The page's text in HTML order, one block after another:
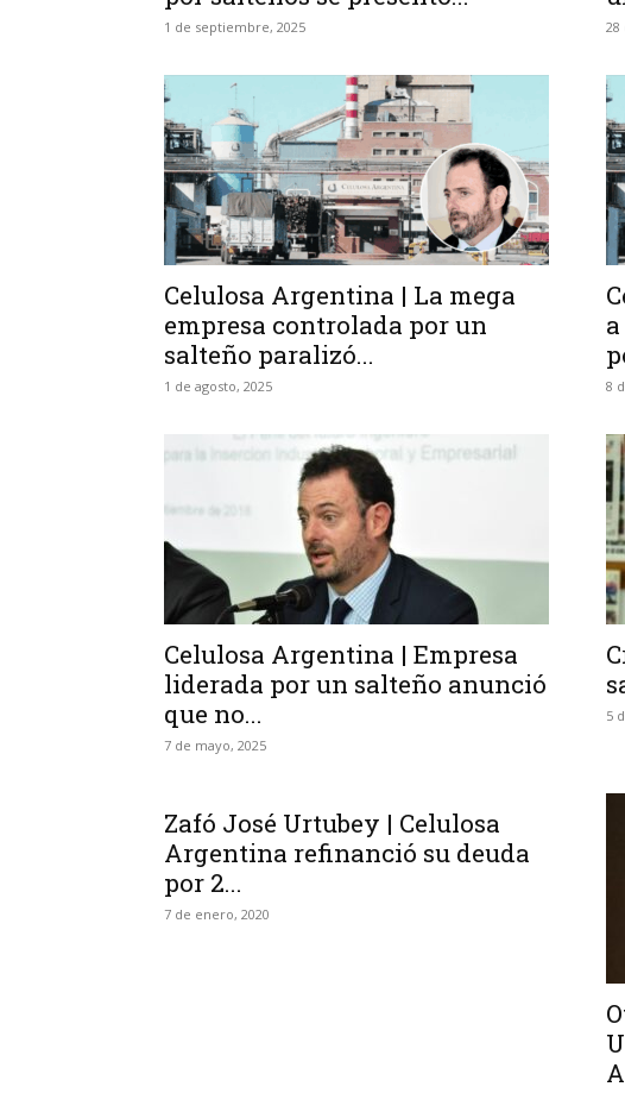
1 de septiembre, 2025 28
Celulosa Argentina | La mega
empresa controlada por un
salteño paralizó...
1 de agosto, 2025 8
Celulosa Argentina | Empresa
liderada por un salteño anunció
que no...
7 de mayo, 2025
5
Zafó José Urtubey | Celulosa
Argentina refinanció su deuda
por 2...
7 de enero, 2020